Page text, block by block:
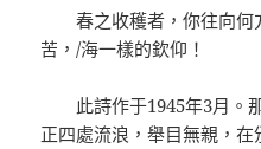
春之收穫者，你往向
苦，/海一樣的欽仰！
此詩作于1945年3月。
正四處流浪，舉目無親，